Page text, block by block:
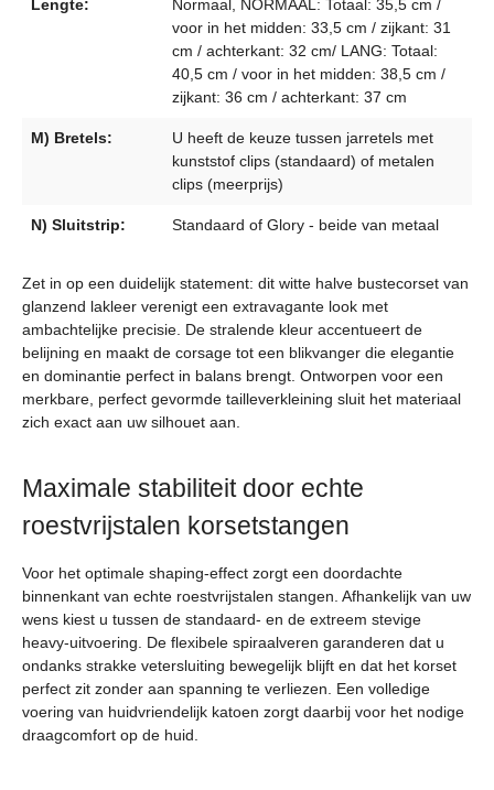
Lengte:
Normaal, NORMAAL: Totaal: 35,5 cm /
voor in het midden: 33,5 cm / zijkant: 31
cm / achterkant: 32 cm/ LANG: Totaal:
40,5 cm / voor in het midden: 38,5 cm /
zijkant: 36 cm / achterkant: 37 cm
M) Bretels:
U heeft de keuze tussen jarretels met
kunststof clips (standaard) of metalen
clips (meerprijs)
N) Sluitstrip: Standaard of Glory - beide van metaal
Zet in op een duidelijk statement: dit witte halve bustecorset van
glanzend lakleer verenigt een extravagante look met
ambachtelijke precisie. De stralende kleur accentueert de
belijning en maakt de corsage tot een blikvanger die elegantie
en dominantie perfect in balans brengt. Ontworpen voor een
merkbare, perfect gevormde tailleverkleining sluit het materiaal
zich exact aan uw silhouet aan.
Maximale stabiliteit door echte
roestvrijstalen korsetstangen
Voor het optimale shaping-effect zorgt een doordachte
binnenkant van echte roestvrijstalen stangen. Afhankelijk van uw
wens kiest u tussen de standaard- en de extreem stevige
heavy-uitvoering. De flexibele spiraalveren garanderen dat u
ondanks strakke vetersluiting bewegelijk blijft en dat het korset
perfect zit zonder aan spanning te verliezen. Een volledige
voering van huidvriendelijk katoen zorgt daarbij voor het nodige
draagcomfort op de huid.